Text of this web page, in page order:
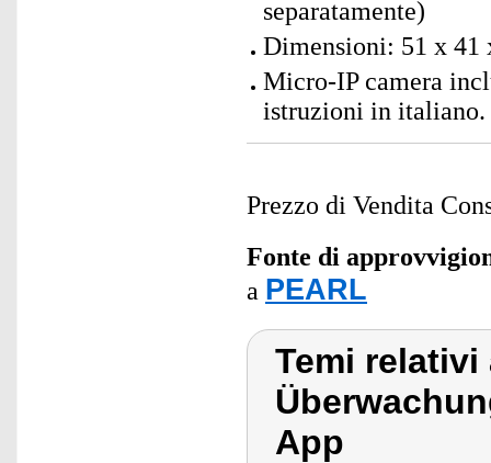
separatamente)
Dimensioni: 51 x 41
Micro-IP camera
istruzioni in italiano.
Prezzo di Vendita
Fonte di
a PEARL
Temi relativi
App